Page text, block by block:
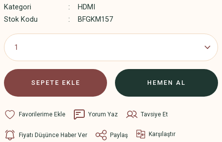
Kategori
HDMI
Stok Kodu
BFGKM157
SEPETE EKLE HEMEN AL
Yorum Yaz Tavsiye Et
Fiyatı Düşünce Haber Ver Paylaş Karşılaştır